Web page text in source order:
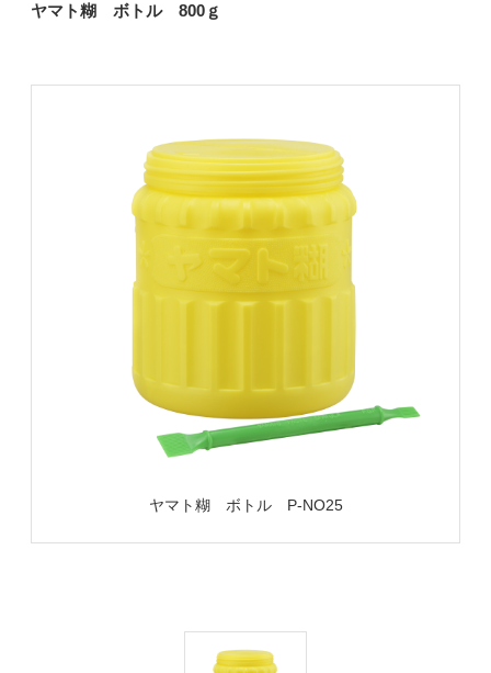
ヤマト糊 ボトル 800ｇ
ヤマト糊 ボトル P-NO25